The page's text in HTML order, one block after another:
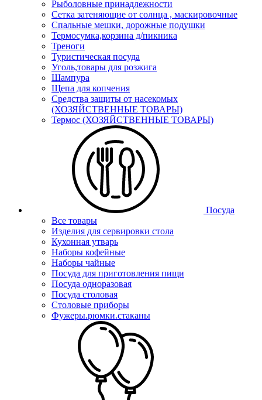
Рыболовные принадлежности
Сетка затеняющие от солнца , маскировочные
Спальные мешки, дорожные подушки
Термосумка,корзина д/пикника
Треноги
Туристическая посуда
Уголь,товары для розжига
Шампура
Щепа для копчения
Средства защиты от насекомых
(ХОЗЯЙСТВЕННЫЕ ТОВАРЫ)
Термос (ХОЗЯЙСТВЕННЫЕ ТОВАРЫ)
Посуда
Все товары
Изделия для сервировки стола
Кухонная утварь
Наборы кофейные
Наборы чайные
Посуда для приготовления пищи
Посуда одноразовая
Посуда столовая
Столовые приборы
Фужеры.рюмки.стаканы